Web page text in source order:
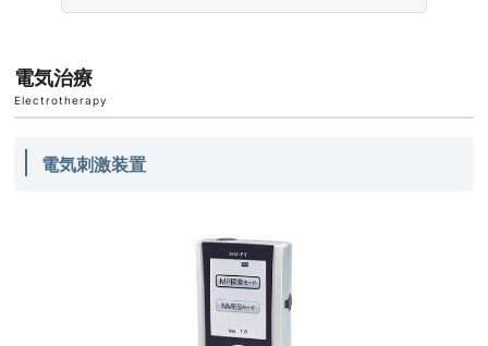
電気治療
Electrotherapy
電気刺激装置